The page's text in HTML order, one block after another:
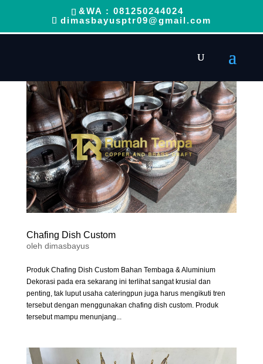
&WA : 081250244024
dimasbayusptr09@gmail.com
Chafing Dish Custom
oleh dimasbayus
Produk Chafing Dish Custom Bahan Tembaga & Aluminium
Dekorasi pada era sekarang ini terlihat sangat krusial dan
penting, tak luput usaha cateringpun juga harus mengikuti tren
tersebut dengan menggunakan chafing dish custom. Produk
tersebut mampu menunjang...